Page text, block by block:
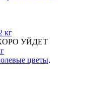
УЙДЕТ
цветы,